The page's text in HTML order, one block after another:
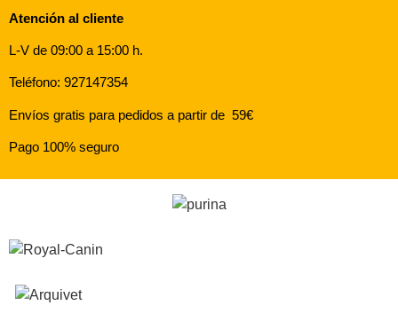
Atención al cliente
L-V de 09:00 a 15:00 h.
Teléfono: 927147354
Envíos gratis para pedidos a partir de 59€
Pago 100% seguro